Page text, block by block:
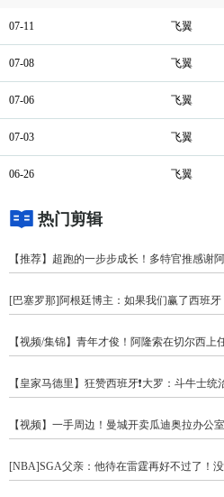
07-11 飞翼
07-08 飞翼
07-06 飞翼
07-03 飞翼
06-26 飞翼
热门剪辑
【推荐】超跑的一步步成长！多特官推感谢
[巴塞罗那]阿根廷博主：如果我们赢了西班牙
【视频/集锦】青年才俊！阿隆索在切尔西上
【皇家马德里】狂赞西班牙❗大罗：斗牛士
【视频】一手周边！曼城开卖瓜迪奥拉办公
[NBA]SGA父亲：他待在雷霆再好不过了！